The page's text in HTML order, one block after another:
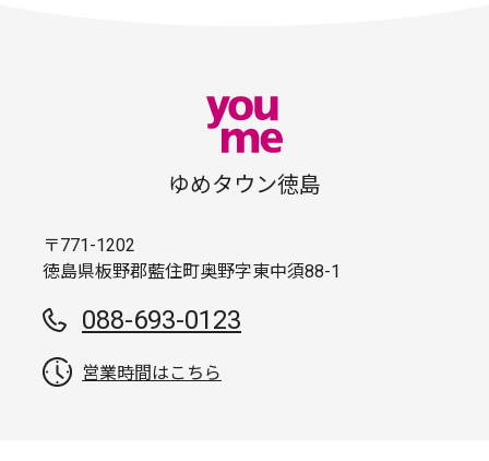
ゆめタウン徳島
〒771-1202
徳島県板野郡藍住町奥野字東中須88-1
088-693-0123
営業時間はこちら